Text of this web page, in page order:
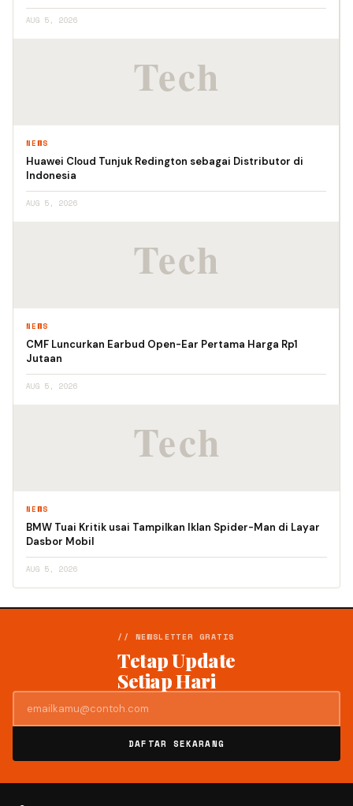
AUG 5, 2026
NEWS
Huawei Cloud Tunjuk Redington sebagai Distributor di
Indonesia
AUG 5, 2026
NEWS
CMF Luncurkan Earbud Open-Ear Pertama Harga Rp1
Jutaan
AUG 5, 2026
NEWS
BMW Tuai Kritik usai Tampilkan Iklan Spider-Man di Layar
Dasbor Mobil
AUG 5, 2026
// NEWSLETTER GRATIS
Tetap Update
Setiap Hari
DAFTAR SEKARANG